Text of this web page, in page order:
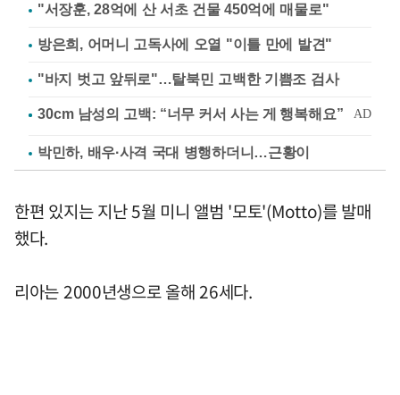
"서장훈, 28억에 산 서초 건물 450억에 매물로"
방은희, 어머니 고독사에 오열 "이틀 만에 발견"
"바지 벗고 앞뒤로"…탈북민 고백한 기쁨조 검사
박민하, 배우·사격 국대 병행하더니…근황이
한편 있지는 지난 5월 미니 앨범 '모토'(Motto)를 발매
했다.
리아는 2000년생으로 올해 26세다.